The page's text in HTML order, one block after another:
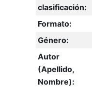
clasificación:
Formato:
Género:
Autor
(Apellido,
Nombre):